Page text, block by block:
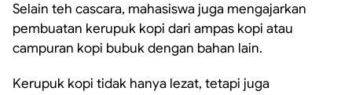
Selain teh cascara, mahasiswa juga mengajarkan
pembuatan kerupuk kopi dari ampas kopi atau
campuran kopi bubuk dengan bahan lain.
Kerupuk kopi tidak hanya lezat, tetapi juga